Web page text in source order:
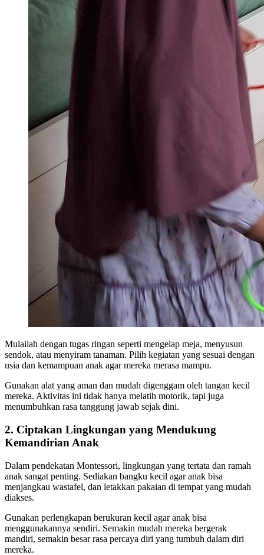
Mulailah dengan tugas ringan seperti mengelap meja, menyusun
sendok, atau menyiram tanaman. Pilih kegiatan yang sesuai dengan
usia dan kemampuan anak agar mereka merasa mampu.
Gunakan alat yang aman dan mudah digenggam oleh tangan kecil
mereka. Aktivitas ini tidak hanya melatih motorik, tapi juga
menumbuhkan rasa tanggung jawab sejak dini.
2. Ciptakan Lingkungan yang Mendukung
Kemandirian Anak
Dalam pendekatan Montessori, lingkungan yang tertata dan ramah
anak sangat penting. Sediakan bangku kecil agar anak bisa
menjangkau wastafel, dan letakkan pakaian di tempat yang mudah
diakses.
Gunakan perlengkapan berukuran kecil agar anak bisa
menggunakannya sendiri. Semakin mudah mereka bergerak
mandiri, semakin besar rasa percaya diri yang tumbuh dalam diri
mereka.